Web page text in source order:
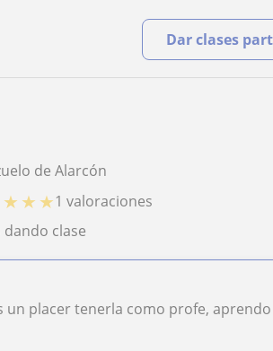
Dar clases
de Alarcón
★ ★ ★1 valoraciones
dando clase
un placer tenerla como profe,